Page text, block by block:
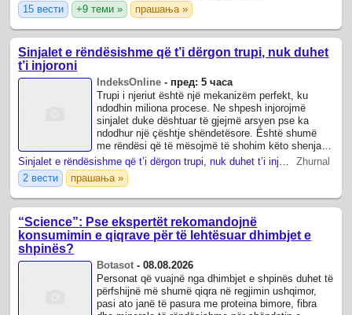
15 вести
+9 теми » прашања »
Sinjalet e rëndësishme që t’i dërgon trupi, nuk duhet
t’i injoroni
IndeksOnline - пред: 5 часа
Trupi i njeriut është një mekanizëm perfekt, ku
ndodhin miliona procese. Ne shpesh injorojmë
sinjalet duke dështuar të gjejmë arsyen pse ka
ndodhur një çështje shëndetësore. Është shumë
me rëndësi që të mësojmë të shohim këto shenja
që të parandalojmë komplikimet e mundshme.
Sinjalet e rëndësishme që t’i dërgon trupi, nuk duhet t’i injoroni
Zhurnal
2 вести
прашања »
“Science”: Pse ekspertët rekomandojnë
konsumimin e qiqrave për të lehtësuar dhimbjet e
shpinës?
Botasot -08.08.2026
Personat që vuajnë nga dhimbjet e shpinës duhet të
përfshijnë më shumë qiqra në regjimin ushqimor,
pasi ato janë të pasura me proteina bimore, fibra